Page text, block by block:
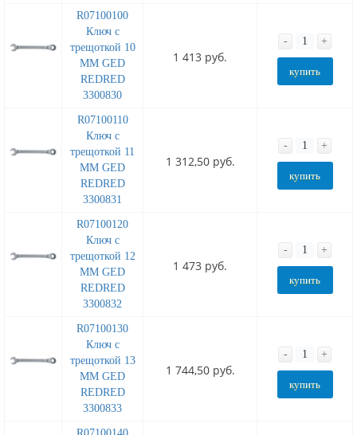
R07100100
Ключ с
трещоткой 10
MM GED
REDRED
3300830
1 413 руб.
- +
купить
R07100110
Ключ с
трещоткой 11
MM GED
REDRED
3300831
1 312,50 руб.
- +
купить
R07100120
Ключ с
трещоткой 12
MM GED
REDRED
3300832
1 473 руб.
- +
купить
R07100130
Ключ с
трещоткой 13
MM GED
REDRED
3300833
1 744,50 руб.
- +
купить